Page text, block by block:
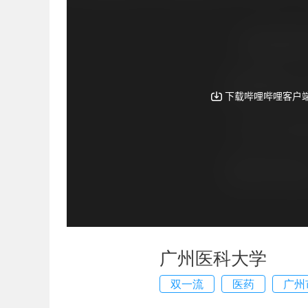
广州医科大学
双一流 医药 广